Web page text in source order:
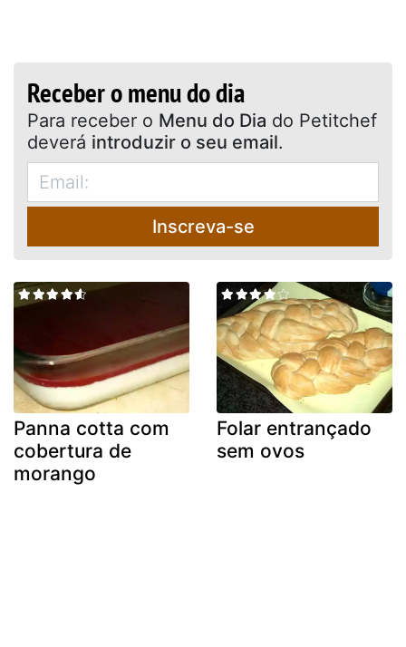
Receber o menu do dia
Para receber o Menu do Dia do Petitchef
deverá introduzir o seu email.
Inscreva-se
Panna cotta com
cobertura de
morango
Folar entrançado
sem ovos